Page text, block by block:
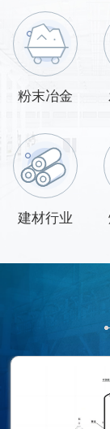
粉末冶金
建材行业